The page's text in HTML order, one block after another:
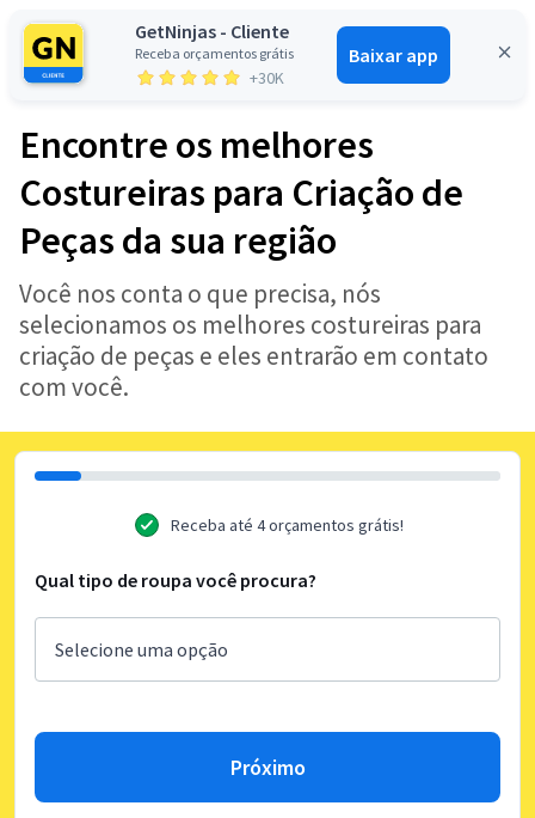
GetNinjas - Cliente
Receba orçamentos grátis
+30K
Baixar app
Entrar
Encontre os melhores
Costureiras para Criação de
Peças da sua região
Você nos conta o que precisa, nós
selecionamos os melhores costureiras para
criação de peças e eles entrarão em contato
com você.
Receba até 4 orçamentos grátis!
Qual tipo de roupa você procura?
Próximo